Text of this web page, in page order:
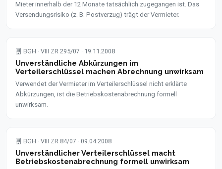
Mieter innerhalb der 12 Monate tatsächlich zugegangen ist. Das
Versendungsrisiko (z. B. Postverzug) trägt der Vermieter.
BGH · VIII ZR 295/07 · 19.11.2008
Unverständliche Abkürzungen im
Verteilerschlüssel machen Abrechnung unwirksam
Verwendet der Vermieter im Verteilerschlüssel nicht erklärte
Abkürzungen, ist die Betriebskostenabrechnung formell
unwirksam.
BGH · VIII ZR 84/07 · 09.04.2008
Unverständlicher Verteilerschlüssel macht
Betriebskostenabrechnung formell unwirksam